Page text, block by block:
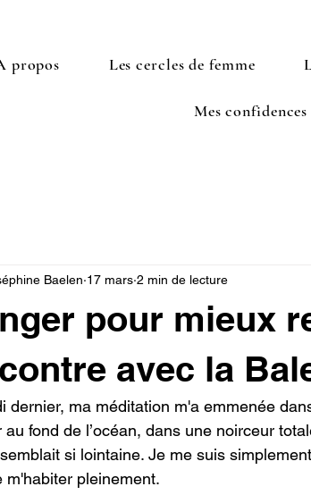
propos Les cercles de femme
Mes
pour mieux
avec la
Baelen 17 mars 2 min de lecture
dernier, ma méditation m'a emmenée
au fond de l’océan, dans une noirceur
si lointaine. Je me suis
m'habiter pleinement.